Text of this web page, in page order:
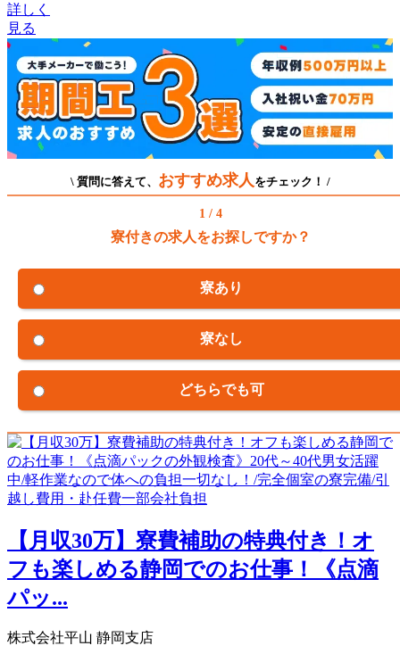
詳しく
見る
\ 質問に答えて、 おすすめ求人 をチェック！ /
1 / 4
寮付きの求人をお探しですか？
寮あり
寮なし
どちらでも可
【月収30万】寮費補助の特典付き！オ
フも楽しめる静岡でのお仕事！《点滴
パッ...
株式会社平山 静岡支店